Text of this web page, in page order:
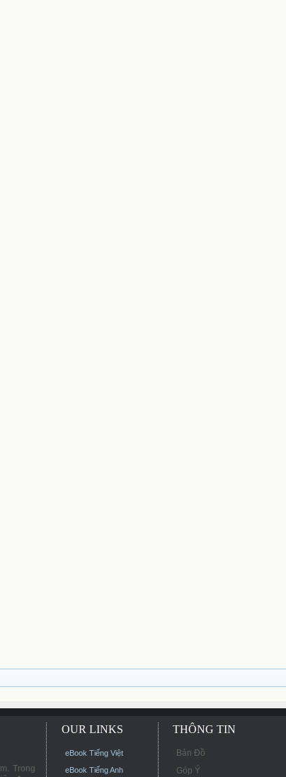
Trong
OUR LINKS
eBook Tiếng Việt
eBook Tiếng Anh
THÔNG TIN
Bản Đồ
Góp Ý